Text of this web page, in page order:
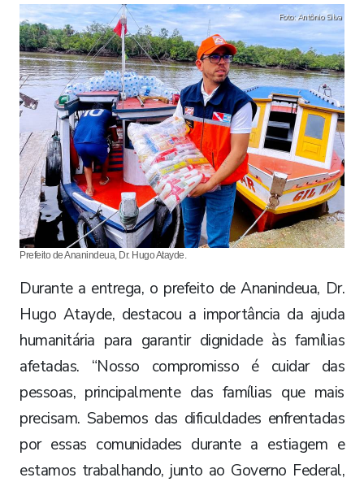
Prefeito de Ananindeua, Dr. Hugo Atayde.
Foto: Antônio Silva
Durante a entrega, o prefeito de Ananindeua, Dr.
Hugo Atayde, destacou a importância da ajuda
humanitária para garantir dignidade às famílias
afetadas. “Nosso compromisso é cuidar das
pessoas, principalmente das famílias que mais
precisam. Sabemos das dificuldades enfrentadas
por essas comunidades durante a estiagem e
estamos trabalhando, junto ao Governo Federal,